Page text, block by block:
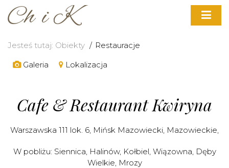
Jesteś tutaj: Obiekty
Restauracje
Galeria
Lokalizacja
Cafe & Restaurant Kwiryna
Warszawska 111 lok. 6, Mińsk Mazowiecki, Mazowieckie,
W pobliżu: Siennica, Halinów, Kołbiel, Wiązowna, Dęby
Wielkie, Mrozy